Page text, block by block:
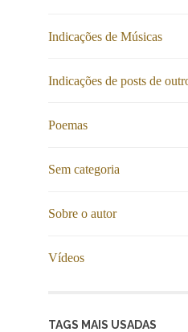
Indicações de Músicas
Indicações de posts de
Poemas
Sem categoria
Sobre o autor
Vídeos
TAGS MAIS USADAS